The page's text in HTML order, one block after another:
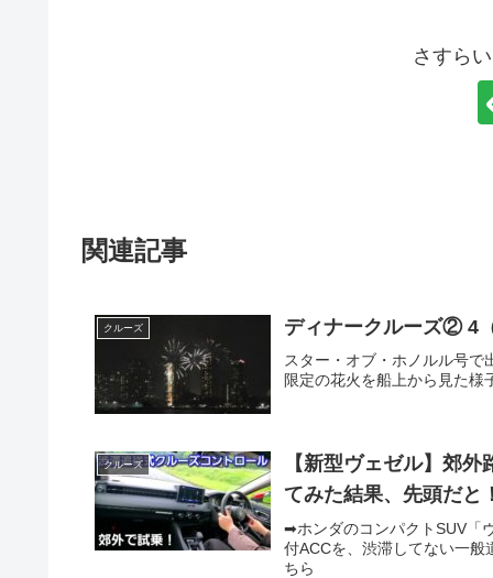
さすら
関連記事
クルーズ ディナークルーズ② 4
スター・オブ・ホノルル号で
限定の花火を船上から見た様
クルーズ
【新型ヴェゼル】郊
てみた結果、先頭だと
➡︎ホンダのコンパクトSUV「
付ACCを、渋滞してない一
ちら